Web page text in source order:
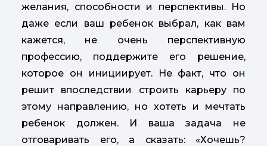
желания, способности и перспективы. Но
даже если ваш ребенок выбрал, как вам
кажется, не очень перспективную
профессию, поддержите его решение,
которое он инициирует. Не факт, что он
решит впоследствии строить карьеру по
этому направлению, но хотеть и мечтать
ребенок должен. И ваша задача не
отговаривать его, а сказать: «Хочешь?